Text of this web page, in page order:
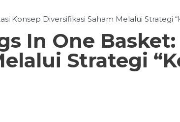
Konsep Diversifikasi Saham Melalui Strategi
In One
Strategi